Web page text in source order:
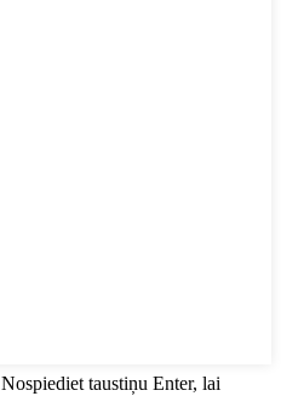
Nospiediet taustiņu Enter, lai